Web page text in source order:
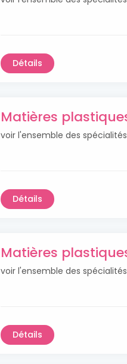
Détails
Matières
voir l'ensemble des
Détails
Matières
voir l'ensemble des
Détails